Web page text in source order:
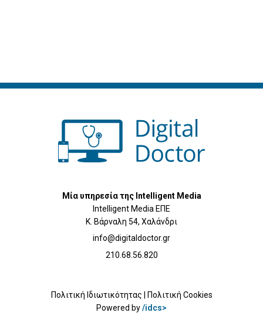
Μία υπηρεσία της Intelligent Media
Intelligent Media ΕΠΕ
Κ. Βάρναλη 54, Χαλάνδρι
info@digitaldoctor.gr
210.68.56.820
Πολιτική Ιδιωτικότητας | Πολιτική Cookies
Powered by/idcs>